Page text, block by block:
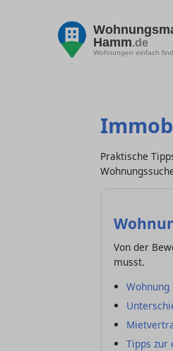
Hamm.de
Wohnungen einfach
Praktische
Von der
musst.
Tipps zur